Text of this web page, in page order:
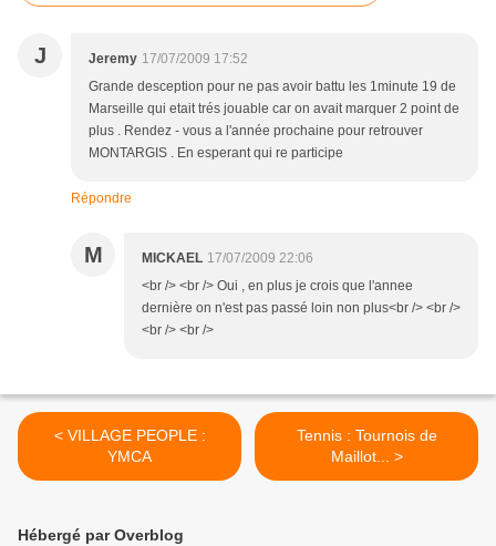
J Jeremy 17/07/2009 17:52
Grande desception pour ne pas avoir battu les 1minute 19 de
Marseille qui etait trés jouable car on avait marquer 2 point de
plus . Rendez - vous a l'année prochaine pour retrouver
MONTARGIS . En esperant qui re participe
Répondre
M MICKAEL 17/07/2009 22:06
<br /> <br /> Oui , en plus je crois que l'annee
dernière on n'est pas passé loin non plus<br /> <br />
<br /> <br />
< VILLAGE PEOPLE :
YMCA
Tennis : Tournois de
Maillot... >
Hébergé par Overblog